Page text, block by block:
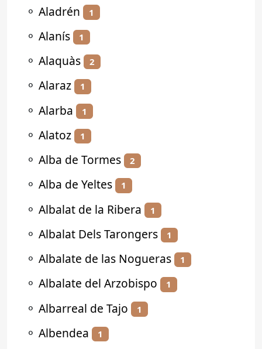
⚬ Aladrén 1
⚬ Alanís 1
⚬ Alaquàs 2
⚬ Alaraz 1
⚬ Alarba 1
⚬ Alatoz 1
⚬ Alba de Tormes 2
⚬ Alba de Yeltes 1
⚬ Albalat de la Ribera 1
⚬ Albalat Dels Tarongers 1
⚬ Albalate de las Nogueras 1
⚬ Albalate del Arzobispo 1
⚬ Albarreal de Tajo 1
⚬ Albendea 1